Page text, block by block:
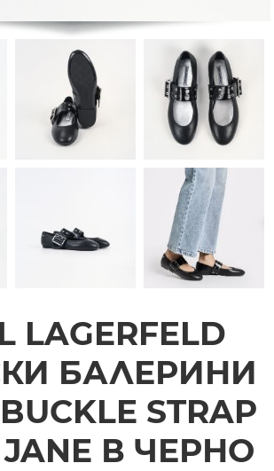
LAGERFELD
БАЛЕРИНИ
STRAP
JANE В ЧЕРНО